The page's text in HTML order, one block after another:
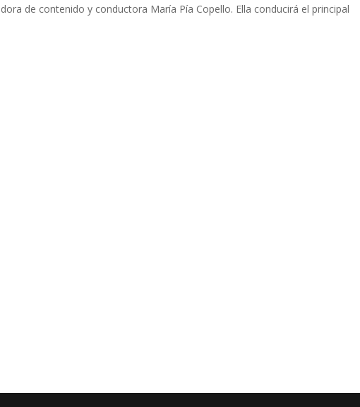
de contenido y conductora María Pía Copello. Ella conducirá el principal